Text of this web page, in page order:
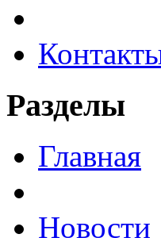
Разделы
Главная
Новости